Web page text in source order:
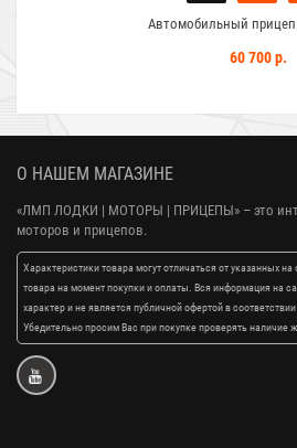
Автомобильный прицеп
60 700 р.
О НАШЕМ МАГАЗИНЕ
«ЛМП ЛОДКИ | МОТОРЫ | ПРИЦЕПЫ» – это
моторов и прицепов.
Характеристики товара могут отличаться от указанных на
товара на момент покупки и оплаты. Вся информация на
характер и не является публичной офертой в
Убедительно просим Вас при покупке проверять наличие